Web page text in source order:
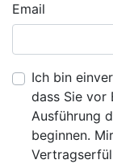
Email
Ich bin
dass Sie vor
Ausführung
beginnen.